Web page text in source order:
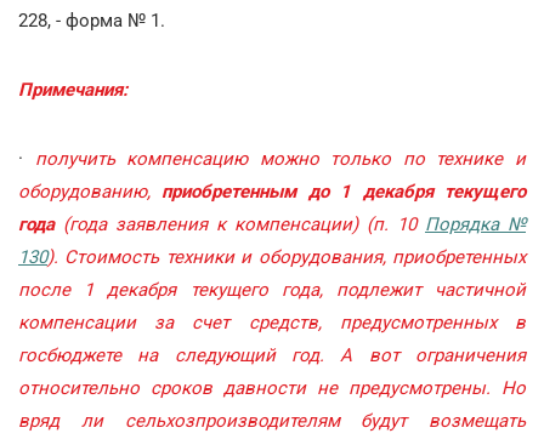
228, - форма № 1.
Примечания:
· получить компенсацию можно только по технике и
оборудованию, приобретенным до 1 декабря текущего
года (года заявления к компенсации) (п. 10 Порядка №
130). Стоимость техники и оборудования, приобретенных
после 1 декабря текущего года, подлежит частичной
компенсации за счет средств, предусмотренных в
госбюджете на следующий год. А вот ограничения
относительно сроков давности не предусмотрены. Но
вряд ли сельхозпроизводителям будут возмещать